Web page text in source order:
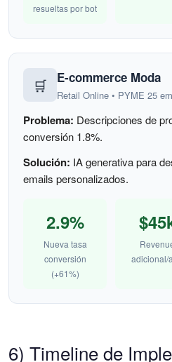
resueltas por bot
🛒 E-commerce Moda
Retail Online • PYME 25
Problema: Descripciones de
conversión 1.8%.
Solución: IA generativa para
emails personalizados.
2.9%
Nueva tasa
conversión
(+61%)
adicional/
6) Timeline de